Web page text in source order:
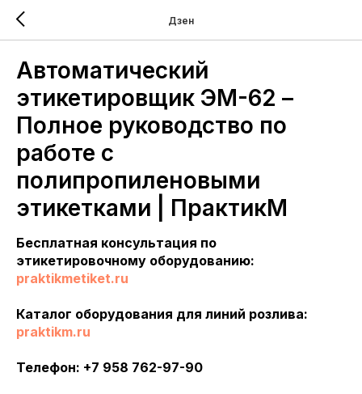
Дзен
Автоматический
этикетировщик ЭМ-62 –
Полное руководство по
работе с
полипропиленовыми
этикетками | ПрактикМ
Бесплатная консультация по
этикетировочному оборудованию:
praktikmetiket.ru
Каталог оборудования для линий розлива:
praktikm.ru
Телефон: +7 958 762-97-90